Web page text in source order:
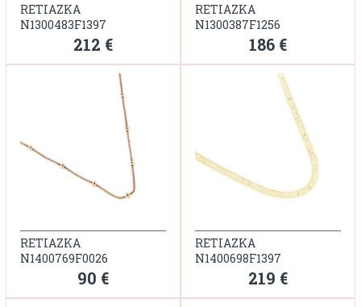
RETIAZKA
N1300483F1397
212 €
RETIAZKA
N1300387F1256
186 €
RETIAZKA
N1400769F0026
90 €
RETIAZKA
N1400698F1397
219 €